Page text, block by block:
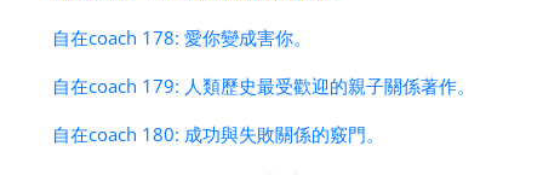
自在coach 178: 愛你變成害你。
自在coach 179: 人類歷史最受歡迎的親子關係著作。
自在coach 180: 成功與失敗關係的竅門。